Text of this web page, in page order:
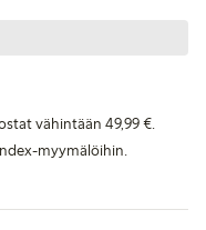
vähintään 49,99 €.
myymälöihin.